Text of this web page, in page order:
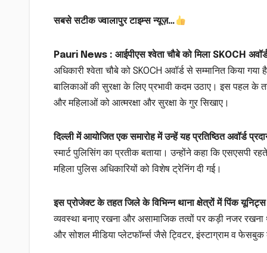
सबसे सटीक ज्वालापुर टाइम्स न्यूज़…
Pauri News : आईपीएस श्वेता चौबे को मिला SKOCH
अधिकारी श्वेता चौबे को SKOCH अवॉर्ड से सम्मानित किया
बालिकाओं की सुरक्षा के लिए प्रभावी कदम उठाए। इस पहल के
और महिलाओं को आत्मरक्षा और सुरक्षा के गुर सिखाए।
दिल्ली में आयोजित एक समारोह में उन्हें यह प्रतिष्ठित अवॉर्ड
स्मार्ट पुलिसिंग का प्रतीक बताया। उन्होंने कहा कि एसएसपी
महिला पुलिस अधिकारियों को विशेष ट्रेनिंग दी गई।
इस प्रोजेक्ट के तहत जिले के विभिन्न थाना क्षेत्रों में पिंक
व्यवस्था बनाए रखना और असामाजिक तत्वों पर कड़ी नजर
और सोशल मीडिया प्लेटफॉर्म्स जैसे ट्विटर, इंस्टाग्राम व फेसबुक